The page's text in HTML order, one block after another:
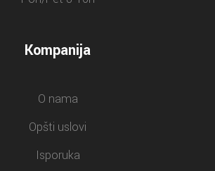
Kompanija
O nama
Opšti uslovi
Isporuka